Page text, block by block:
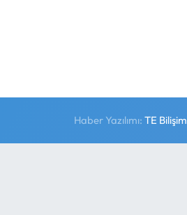
Haber Yazılımı:TE Bilişim